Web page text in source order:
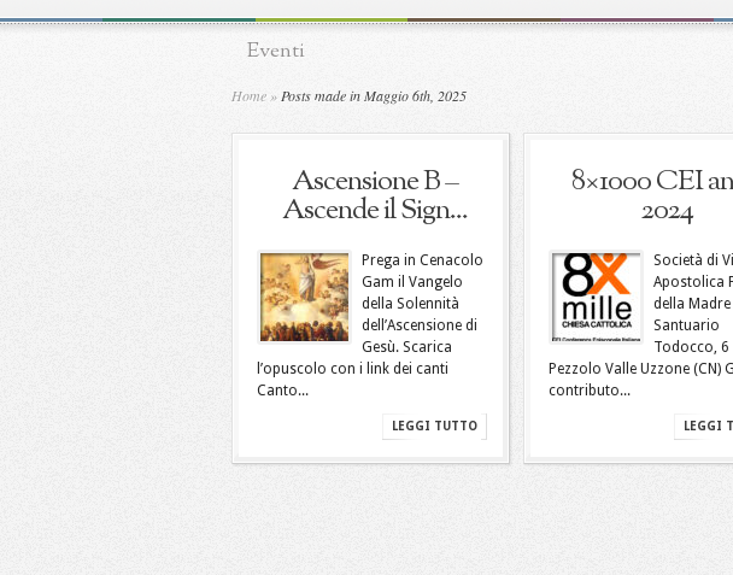
Eventi
Home » Posts made in Maggio 6th, 2025
Ascensione B –
Ascende il Sign...
Prega in Cenacolo
Gam il Vangelo
della Solennità
dell’Ascensione di
Gesù. Scarica
l’opuscolo con i link dei canti
Canto...
LEGGI TUTTO
8×1000 CEI
2024
Società di
Apostolica
della Madre
Santuario
Todocco, 6
Pezzolo Valle Uzzone (CN)
contributo...
LEGGI